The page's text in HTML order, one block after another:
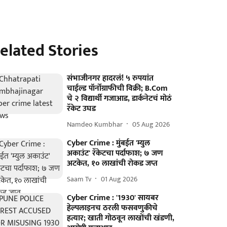
Stories
संभाजीनगर हादरलं! ५ रुपयांत
चाईल्ड पॉर्नोग्राफीची विक्री; B.Com
चे २ विद्यार्थी गजाआड, डार्कनेटचं मोठं
रॅकेट उघड
Namdeo Kumbhar 05 Aug 2026
Cyber Crime : मुंबईत 'म्युल
अकाउंट' रॅकेटचा पर्दाफाश; ७ जण
अटकेत, १० लाखांची रोकड जप्त
Saam Tv 01 Aug 2026
Cyber Crime : '1930' सायबर
हेल्पलाइनच ठरली फसवणुकीचे
हत्यार; खाती गोठवून लाखोंची खंडणी,